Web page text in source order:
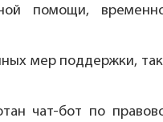
помощи,
мер поддержки,
чат-бот по